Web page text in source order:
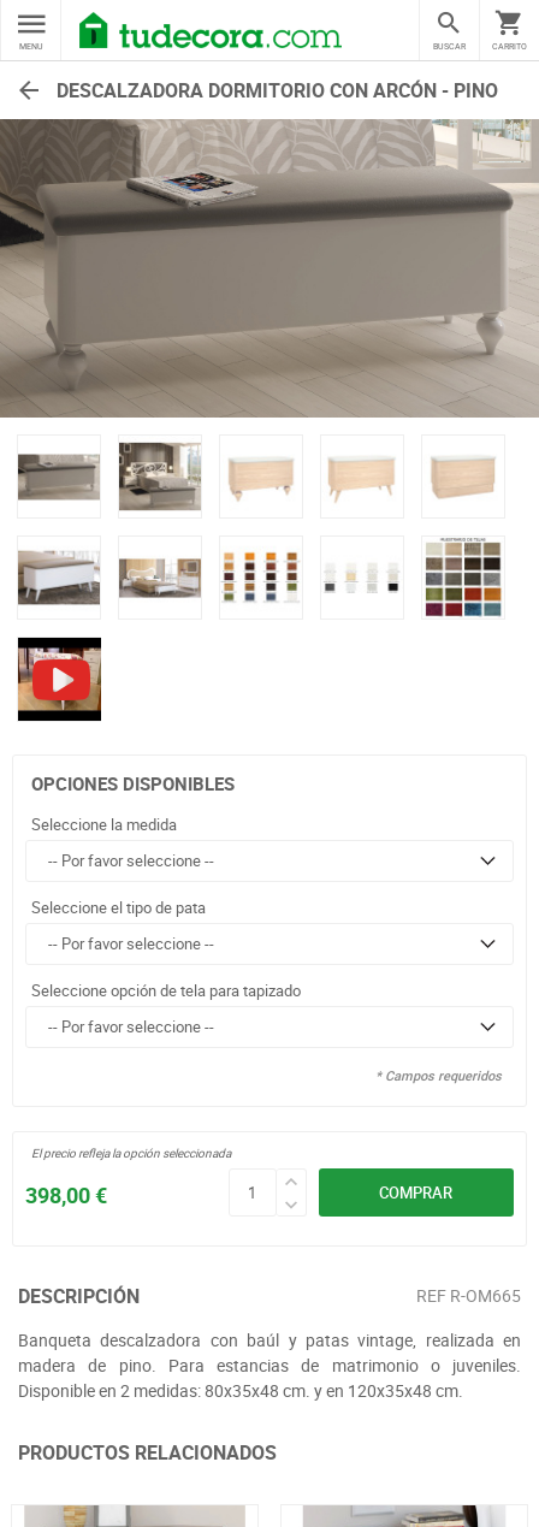
MENU CARRITO
BUSCAR
DESCALZADORA DORMITORIO CON ARCÓN - PINO
OPCIONES DISPONIBLES
Seleccione la medida
Seleccione el tipo de pata
Seleccione opción de tela para tapizado
* Campos requeridos
COMPRAR
398,00 €
El precio refleja la opción seleccionada
DESCRIPCIÓN REF R-OM665
Banqueta descalzadora con baúl y patas vintage, realizada en
madera de pino. Para estancias de matrimonio o juveniles.
Disponible en 2 medidas: 80x35x48 cm. y en 120x35x48 cm.
PRODUCTOS RELACIONADOS